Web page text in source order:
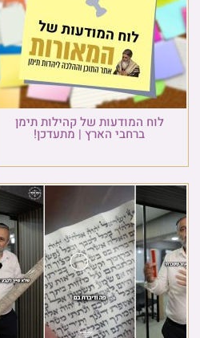
לוח המודעות של קהילות תימן
ברחבי הארץ | מתעדכן!